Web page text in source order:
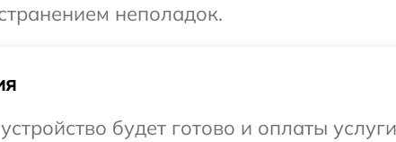
неполадок.
будет готово и оплаты